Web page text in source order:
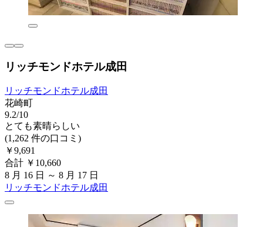
リッチモンドホテル成田
リッチモンドホテル成田
花崎町
9.2/10
とても素晴らしい
(1,262 件の口コミ)
￥9,691
合計 ￥10,660
8 月 16 日 ～ 8 月 17 日
リッチモンドホテル成田